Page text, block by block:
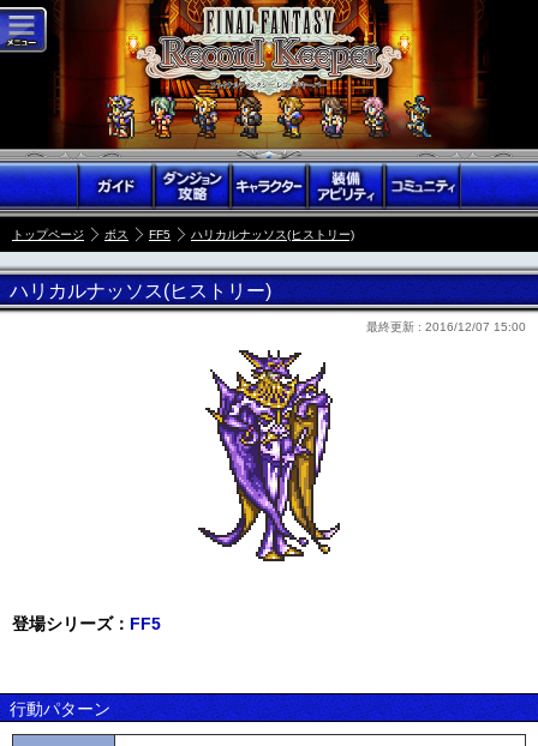
トップページ ボス FF5 ハリカルナッソス(ヒストリー)
ハリカルナッソス(ヒストリー)
最終更新 : 2016/12/07 15:00
登場シリーズ： FF5
行動パターン